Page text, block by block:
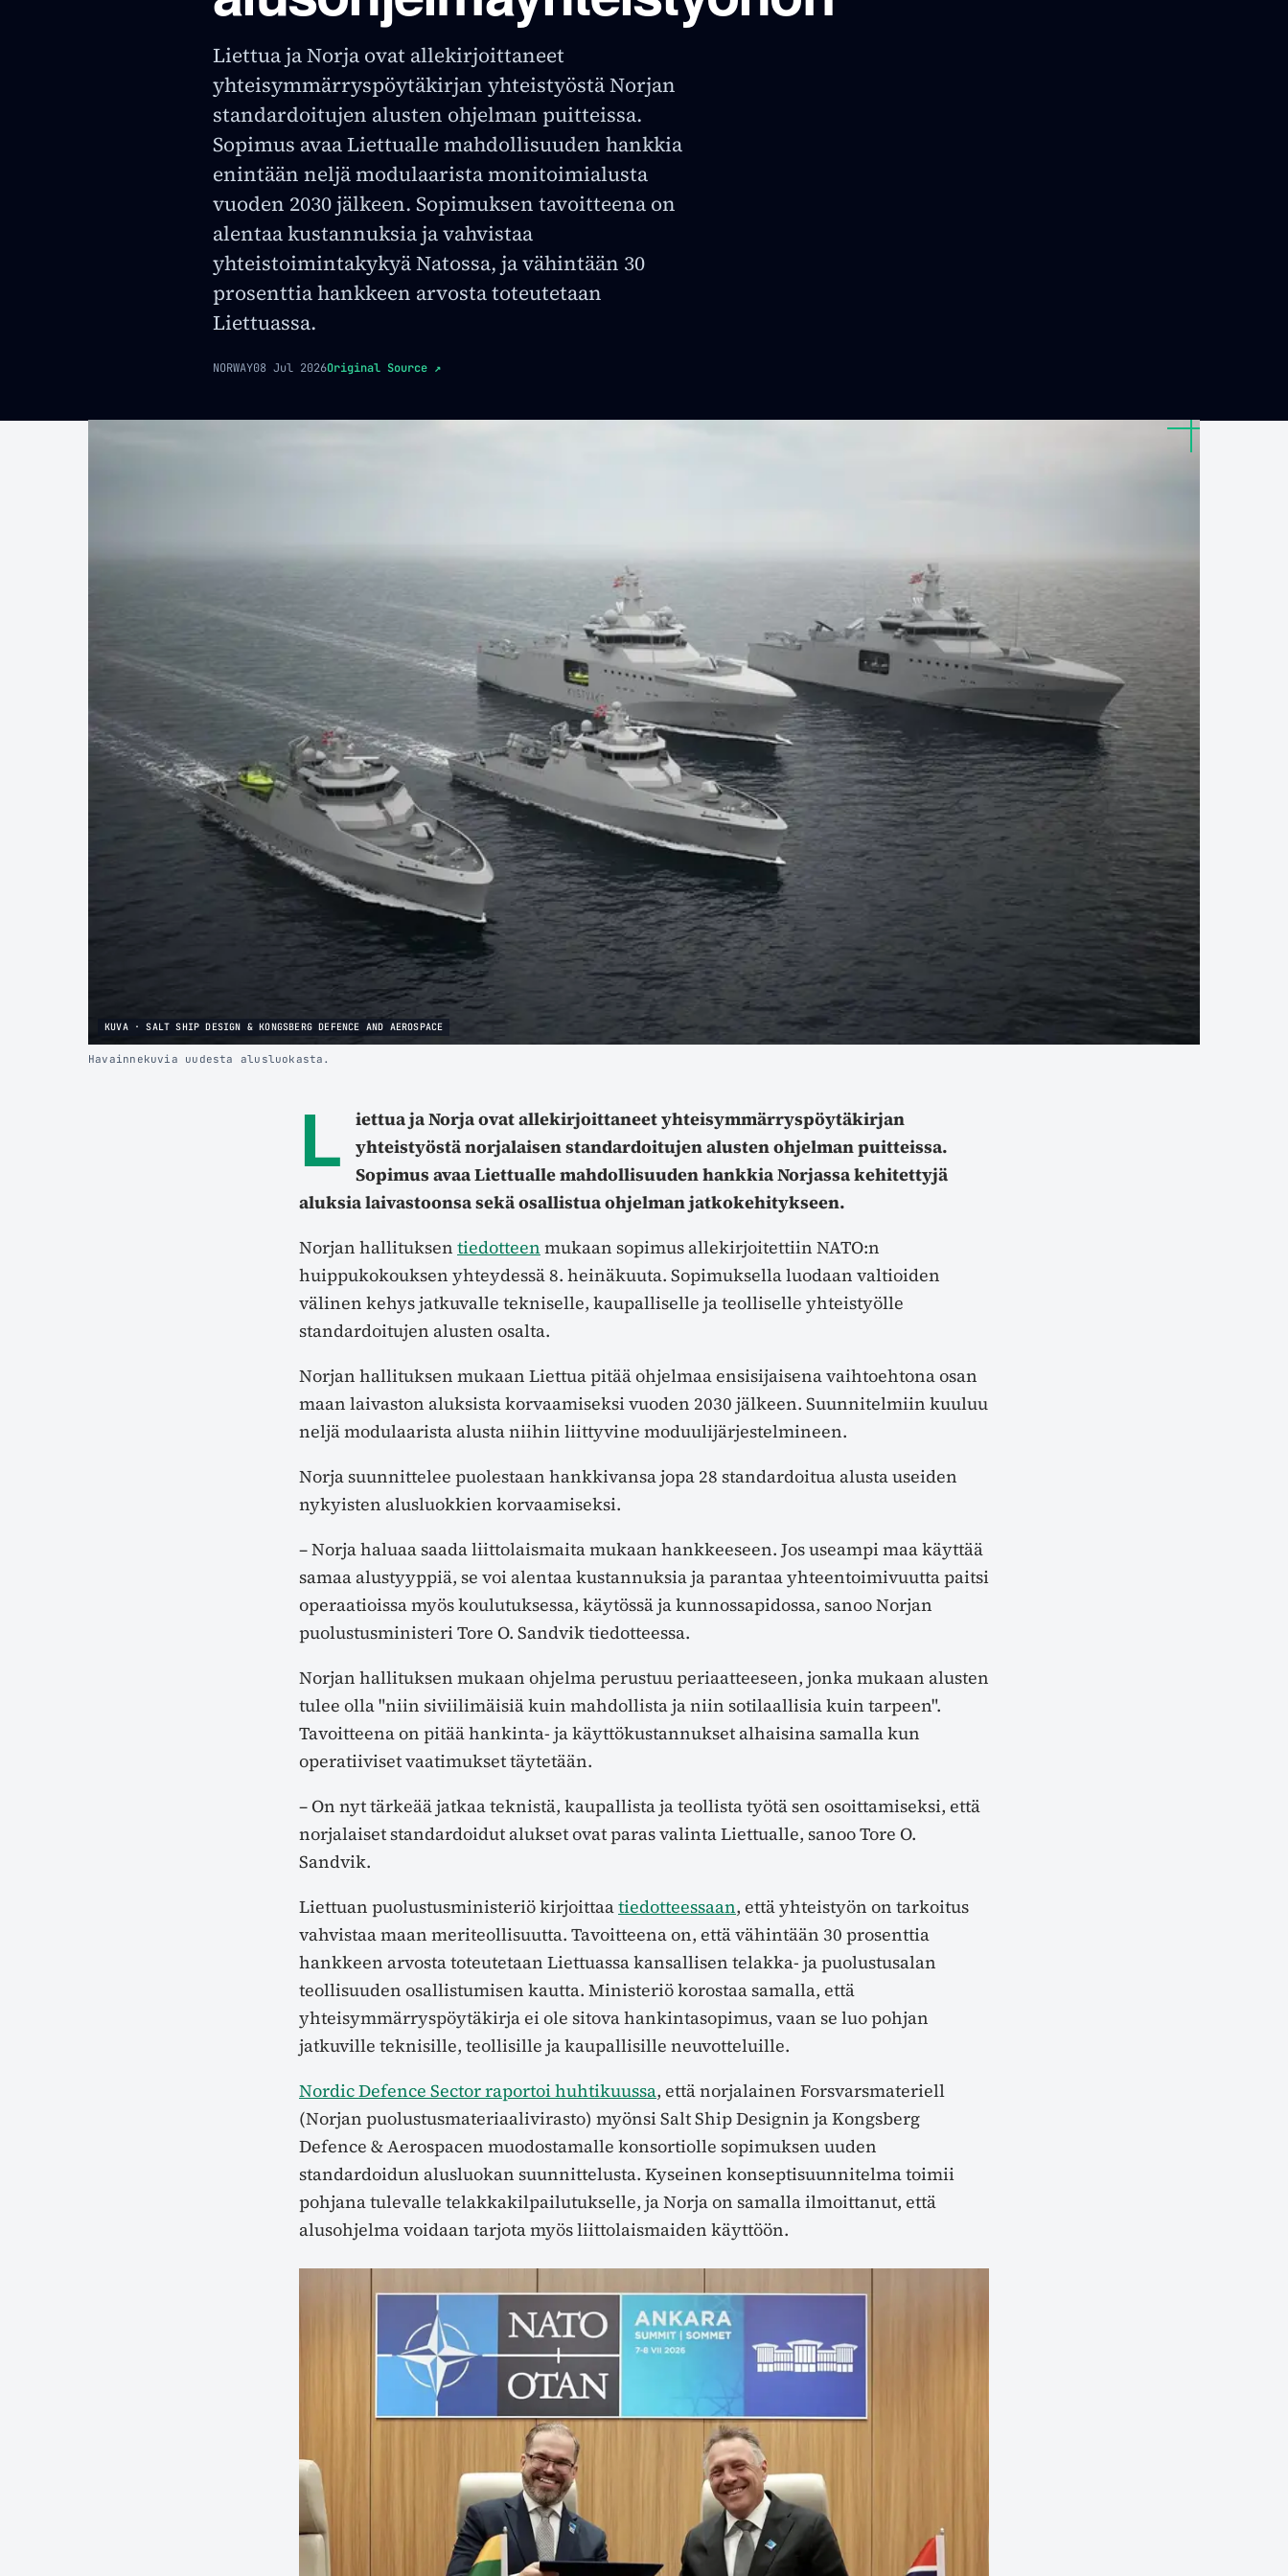
Liettua ja Norja ovat allekirjoittaneet
yhteisymmärryspöytäkirjan yhteistyöstä Norjan
standardoitujen alusten ohjelman puitteissa.
Sopimus avaa Liettualle mahdollisuuden hankkia
enintään neljä modulaarista monitoimialusta
vuoden 2030 jälkeen. Sopimuksen tavoitteena on
alentaa kustannuksia ja vahvistaa
yhteistoimintakykyä Natossa, ja vähintään 30
prosenttia hankkeen arvosta toteutetaan
Liettuassa.
NORWAY08 Jul 2026Original Source ↗
KUVA · SALT SHIP DESIGN & KONGSBERG DEFENCE AND AEROSPACE
Havainnekuvia uudesta alusluokasta.
L
iettua ja Norja ovat allekirjoittaneet yhteisymmärryspöytäkirjan
yhteistyöstä norjalaisen standardoitujen alusten ohjelman puitteissa.
Sopimus avaa Liettualle mahdollisuuden hankkia Norjassa kehitettyjä
aluksia laivastoonsa sekä osallistua ohjelman jatkokehitykseen.
Norjan hallituksen tiedotteen mukaan sopimus allekirjoitettiin NATO:n
huippukokouksen yhteydessä 8. heinäkuuta. Sopimuksella luodaan valtioiden
välinen kehys jatkuvalle tekniselle, kaupalliselle ja teolliselle yhteistyölle
standardoitujen alusten osalta.
Norjan hallituksen mukaan Liettua pitää ohjelmaa ensisijaisena vaihtoehtona osan
maan laivaston aluksista korvaamiseksi vuoden 2030 jälkeen. Suunnitelmiin kuuluu
neljä modulaarista alusta niihin liittyvine moduulijärjestelmineen.
Norja suunnittelee puolestaan hankkivansa jopa 28 standardoitua alusta useiden
nykyisten alusluokkien korvaamiseksi.
– Norja haluaa saada liittolaismaita mukaan hankkeeseen. Jos useampi maa käyttää
samaa alustyyppiä, se voi alentaa kustannuksia ja parantaa yhteentoimivuutta paitsi
operaatioissa myös koulutuksessa, käytössä ja kunnossapidossa, sanoo Norjan
puolustusministeri Tore O. Sandvik tiedotteessa.
Norjan hallituksen mukaan ohjelma perustuu periaatteeseen, jonka mukaan alusten
tulee olla "niin siviilimäisiä kuin mahdollista ja niin sotilaallisia kuin tarpeen".
Tavoitteena on pitää hankinta- ja käyttökustannukset alhaisina samalla kun
operatiiviset vaatimukset täytetään.
– On nyt tärkeää jatkaa teknistä, kaupallista ja teollista työtä sen osoittamiseksi, että
norjalaiset standardoidut alukset ovat paras valinta Liettualle, sanoo Tore O.
Sandvik.
Liettuan puolustusministeriö kirjoittaatiedotteessaan, että yhteistyön on tarkoitus
vahvistaa maan meriteollisuutta. Tavoitteena on, että vähintään 30 prosenttia
hankkeen arvosta toteutetaan Liettuassa kansallisen telakka- ja puolustusalan
teollisuuden osallistumisen kautta. Ministeriö korostaa samalla, että
yhteisymmärryspöytäkirja ei ole sitova hankintasopimus, vaan se luo pohjan
jatkuville teknisille, teollisille ja kaupallisille neuvotteluille.
Nordic Defence Sector raportoi huhtikuussa, että norjalainen Forsvarsmateriell
(Norjan puolustusmateriaalivirasto) myönsi Salt Ship Designin ja Kongsberg
Defence & Aerospacen muodostamalle konsortiolle sopimuksen uuden
standardoidun alusluokan suunnittelusta. Kyseinen konseptisuunnitelma toimii
pohjana tulevalle telakkakilpailutukselle, ja Norja on samalla ilmoittanut, että
alusohjelma voidaan tarjota myös liittolaismaiden käyttöön.